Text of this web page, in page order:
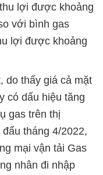
lợi được khoảng
với bình gas
lợi được khoảng
do thấy giá cả mặt
có dấu hiệu tăng
gas trên thị
tháng 4/2022,
mại vận tải Gas
nhân đi nhập